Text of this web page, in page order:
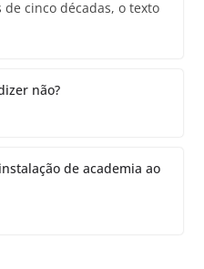
cinco décadas, o texto
não?
de academia ao